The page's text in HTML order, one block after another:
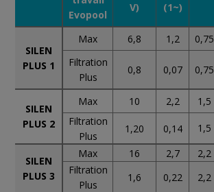
Evopool
V)
(1~)
SILEN
PLUS 1
Max 6,8 1,2 0,75
Filtration
Plus
0,8 0,07 0,75
SILEN
PLUS 2
Max 10 2,2 1,5
Filtration
Plus
1,20 0,14 1,5
SILEN
PLUS 3
Max 16 2,7 2,2
Filtration
Plus
1,6 0,22 2,2